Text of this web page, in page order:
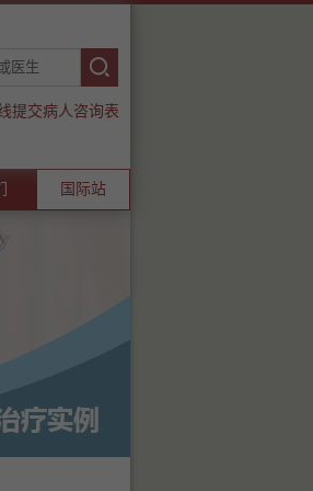
国际站
提交病人咨询表